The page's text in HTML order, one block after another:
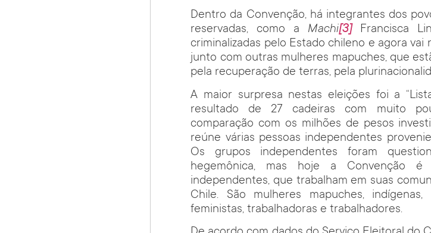
Dentro da Convenção, há integrantes dos
reservadas, como a Machi[3]
Francisca
criminalizadas pelo Estado chileno e agora
junto com outras mulheres mapuches, que
pela recuperação de terras, pela
A maior surpresa nestas eleições foi a
resultado de 27 cadeiras com muito
comparação com os milhões de pesos
reúne várias pessoas independentes
Os grupos independentes foram
hegemônica, mas hoje a Convenção
independentes, que trabalham em suas
Chile. São mulheres mapuches,
feministas, trabalhadoras e trabalhadores.